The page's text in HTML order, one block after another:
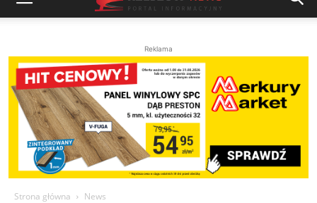
Reklama
Strona główna News